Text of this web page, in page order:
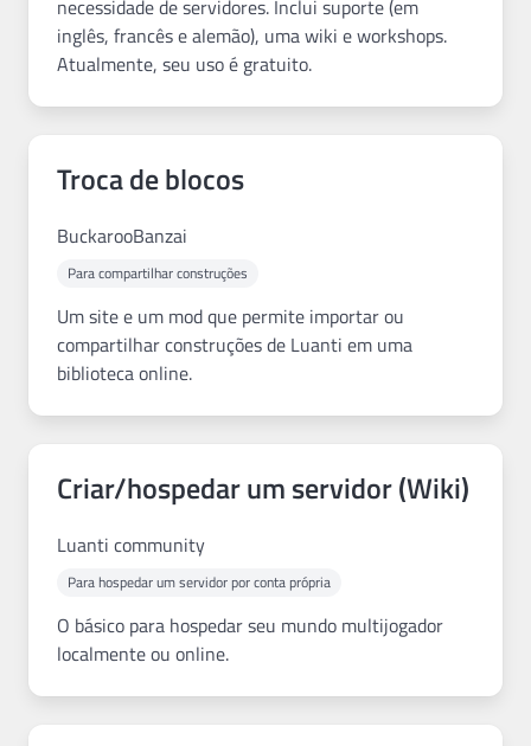
necessidade de servidores. Inclui suporte (em
inglês, francês e alemão), uma wiki e workshops.
Atualmente, seu uso é gratuito.
Troca de blocos
BuckarooBanzai
Para compartilhar construções
Um site e um mod que permite importar ou
compartilhar construções de Luanti em uma
biblioteca online.
Criar/hospedar um servidor (Wiki)
Luanti community
Para hospedar um servidor por conta própria
O básico para hospedar seu mundo multijogador
localmente ou online.